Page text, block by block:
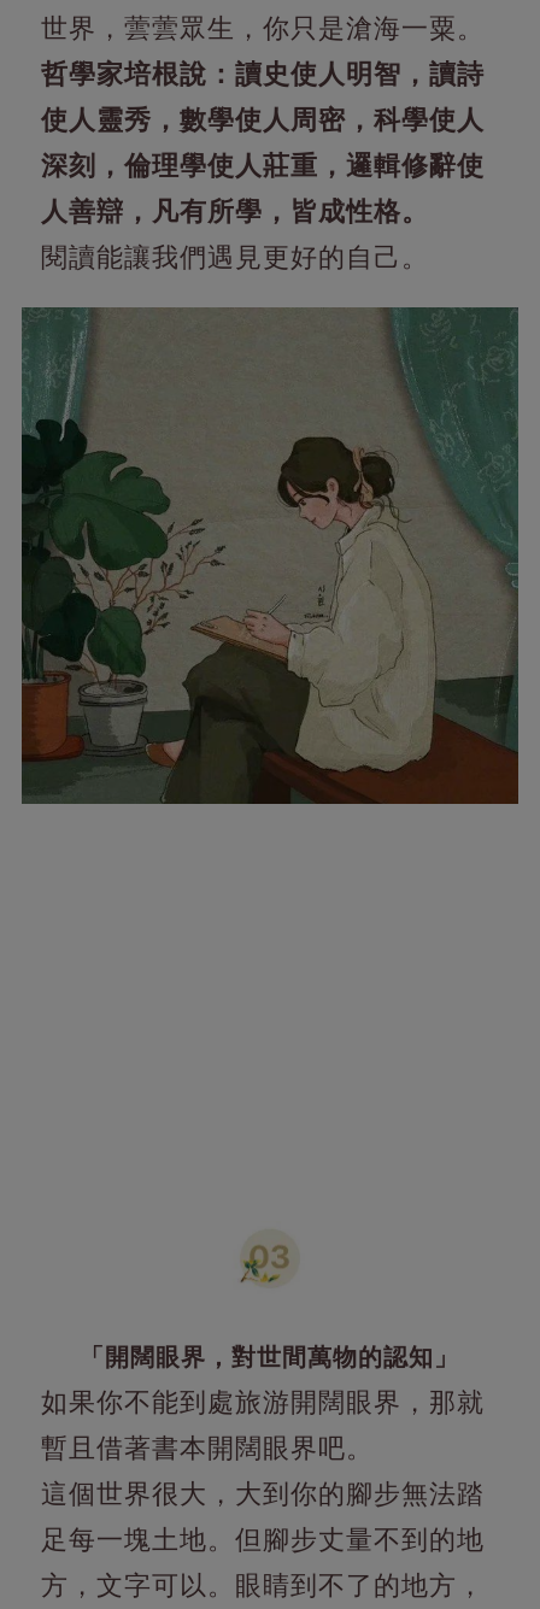
世界，蕓蕓眾生，你只是滄海一粟。
哲學家培根說：讀史使人明智，讀詩
使人靈秀，數學使人周密，科學使人
深刻，倫理學使人莊重，邏輯修辭使
人善辯，凡有所學，皆成性格。
閱讀能讓我們遇見更好的自己。
「開闊眼界，對世間萬物的認知」
如果你不能到處旅游開闊眼界，那就
暫且借著書本開闊眼界吧。
這個世界很大，大到你的腳步無法踏
足每一塊土地。但腳步丈量不到的地
方，文字可以。眼睛到不了的地方，